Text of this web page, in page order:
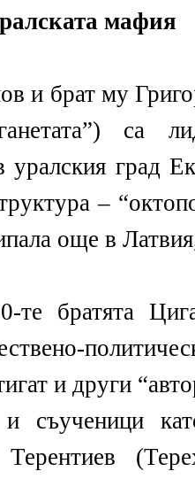
мафия
и брат му
са
уралския град
–
още в
братята
и други
съученици